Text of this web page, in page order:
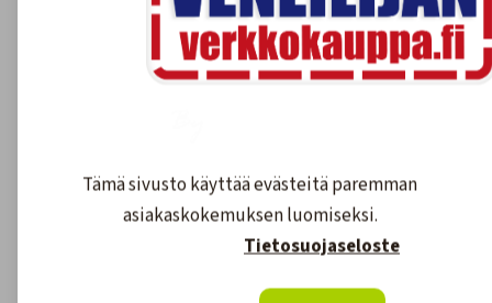
Veneilijän Verkkokauppa on kotimainen
yritys, joka työllistää suomalaisia.
Meillä maksat monipuolisesti ja
turvallisesti.